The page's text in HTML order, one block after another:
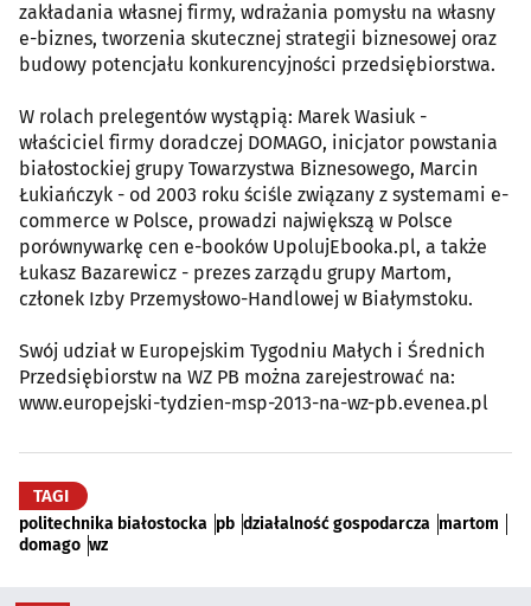
zakładania własnej firmy, wdrażania pomysłu na własny
e-biznes, tworzenia skutecznej strategii biznesowej oraz
budowy potencjału konkurencyjności przedsiębiorstwa.
W rolach prelegentów wystąpią: Marek Wasiuk -
właściciel firmy doradczej DOMAGO, inicjator powstania
białostockiej grupy Towarzystwa Biznesowego, Marcin
Łukiańczyk - od 2003 roku ściśle związany z systemami e-
commerce w Polsce, prowadzi największą w Polsce
porównywarkę cen e-booków UpolujEbooka.pl, a także
Łukasz Bazarewicz - prezes zarządu grupy Martom,
członek Izby Przemysłowo-Handlowej w Białymstoku.
Swój udział w Europejskim Tygodniu Małych i Średnich
Przedsiębiorstw na WZ PB można zarejestrować na:
www.europejski-tydzien-msp-2013-na-wz-pb.evenea.pl
TAGI
politechnika białostocka pb działalność gospodarcza martom
domago wz